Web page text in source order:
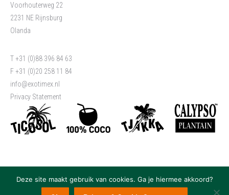
Voorhouterweg 22
2231 NE Rijnsburg
Olanda
T +31 (0)88 396 84 63
F +31 (0)20 258 11 84
info@exotimex.nl
Privacy Statement
Deze site maakt gebruik van cookies. Ga je hiermee akkoord?